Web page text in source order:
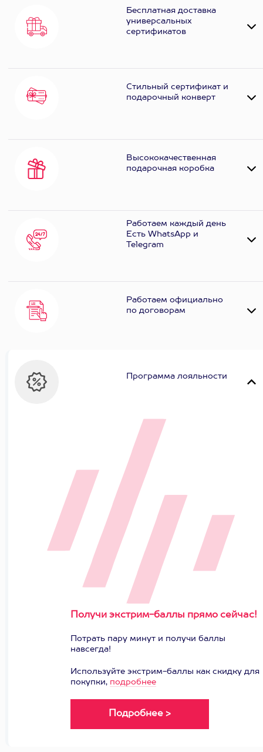
Бесплатная доставка
универсальных
сертификатов
Стильный сертификат и
подарочный конверт
Высококачественная
подарочная коробка
Работаем каждый день
Есть WhatsApp и
Telеgram
Работаем официально
по договорам
Программа лояльности
Получи экстрим-баллы прямо сейчас!
Потрать пару минут и получи баллы
навсегда!
Используйте экстрим-баллы как скидку для
покупки, подробнее